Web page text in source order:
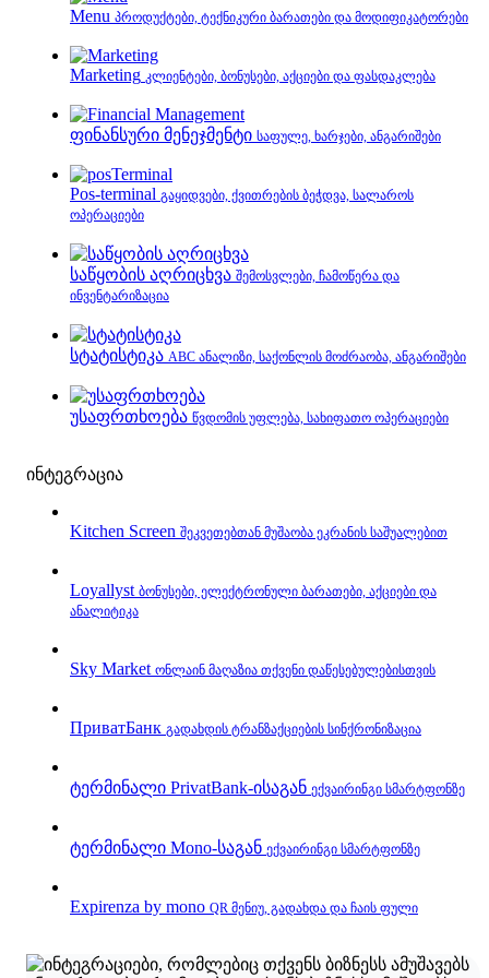
Menu პროდუქტები, ტექნიკური ბარათები და მოდიფიკატორები
Marketing კლიენტები, ბონუსები, აქციები და ფასდაკლება
ფინანსური მენეჯმენტი საფულე, ხარჯები, ანგარიშები
Pos-terminal გაყიდვები, ქვითრების ბეჭდვა, სალაროს
ოპერაციები
საწყობის აღრიცხვა შემოსვლები, ჩამოწერა და
ინვენტარიზაცია
სტატისტიკა ABC ანალიზი, საქონლის მოძრაობა, ანგარიშები
უსაფრთხოება წვდომის უფლება, სახიფათო ოპერაციები
ინტეგრაცია
Kitchen Screen შეკვეთებთან მუშაობა ეკრანის საშუალებით
Loyallyst ბონუსები, ელექტრონული ბარათები, აქციები და
ანალიტიკა
Sky Market ონლაინ მაღაზია თქვენი დაწესებულებისთვის
ПриватБанк გადახდის ტრანზაქციების სინქრონიზაცია
ტერმინალი PrivatBank‑ისაგან ექვაირინგი სმარტფონზე
ტერმინალი Mono‑საგან ექვაირინგი სმარტფონზე
Expirenza by mono QR მენიუ, გადახდა და ჩაის ფული